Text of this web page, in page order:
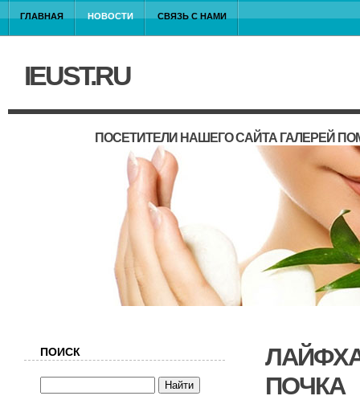
ГЛАВНАЯ НОВОСТИ СВЯЗЬ С НАМИ
IEUST.RU
ПОСЕТИТЕЛИ НАШЕГО САЙТА ГАЛЕРЕЙ
ПОЧКА
ПОИСК